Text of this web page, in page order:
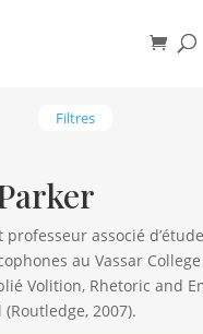
Filtres
professeur associé
au Vassar
Volition, Rhetoric and
2007).